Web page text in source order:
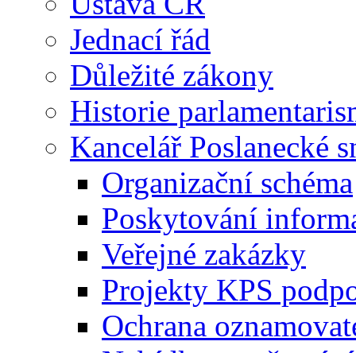
Jednací řád
Důležité zákony
Historie
Kancelář Poslanecké
Organizační schéma
Poskytování
Veřejné zakázky
Projekty KPS
Ochrana